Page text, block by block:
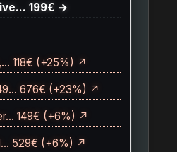
199€ →
118€ (+25%) ↗
676€ (+23%) ↗
149€ (+6%) ↗
529€ (+6%) ↗